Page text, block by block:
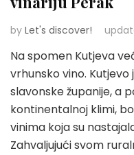
by Let's discover!
Na spomen Kutjeva
vrhunsko vino. Kutjevo
slavonske županije, a
kontinentalnoj klimi,
vinima koja su
Zahvaljujući svom